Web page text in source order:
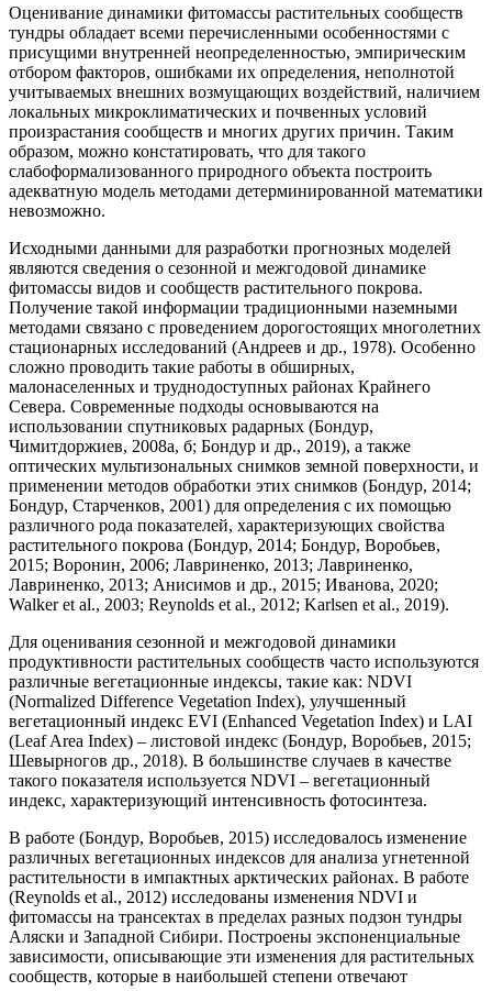
Оценивание динамики фитомассы растительных сообществ
тундры обладает всеми перечисленными особенностями с
присущими внутренней неопределенностью, эмпирическим
отбором факторов, ошибками их определения, неполнотой
учитываемых внешних возмущающих воздействий, наличием
локальных микроклиматических и почвенных условий
произрастания сообществ и многих других причин. Таким
образом, можно констатировать, что для такого
слабоформализованного природного объекта построить
адекватную модель методами детерминированной математики
невозможно.
Исходными данными для разработки прогнозных моделей
являются сведения о сезонной и межгодовой динамике
фитомассы видов и сообществ растительного покрова.
Получение такой информации традиционными наземными
методами связано с проведением дорогостоящих многолетних
стационарных исследований (Андреев и др., 1978). Особенно
сложно проводить такие работы в обширных,
малонаселенных и труднодоступных районах Крайнего
Севера. Современные подходы основываются на
использовании спутниковых радарных (Бондур,
Чимитдоржиев, 2008а, б; Бондур и др., 2019), а также
оптических мультизональных снимков земной поверхности, и
применении методов обработки этих снимков (Бондур, 2014;
Бондур, Старченков, 2001) для определения с их помощью
различного рода показателей, характеризующих свойства
растительного покрова (Бондур, 2014; Бондур, Воробьев,
2015; Воронин, 2006; Лавриненко, 2013; Лавриненко,
Лавриненко, 2013; Анисимов и др., 2015; Иванова, 2020;
Walker et al., 2003; Reynolds et al., 2012; Karlsen et al., 2019).
Для оценивания сезонной и межгодовой динамики
продуктивности растительных сообществ часто используются
различные вегетационные индексы, такие как: NDVI
(Normalized Difference Vegetation Index), улучшенный
вегетационный индекс EVI (Enhanced Vegetation Index) и LAI
(Leaf Area Index) – листовой индекс (Бондур, Воробьев, 2015;
Шевырногов др., 2018). В большинстве случаев в качестве
такого показателя используется NDVI – вегетационный
индекс, характеризующий интенсивность фотосинтеза.
В работе (Бондур, Воробьев, 2015) исследовалось изменение
различных вегетационных индексов для анализа угнетенной
растительности в импактных арктических районах. В работе
(Reynolds et al., 2012) исследованы изменения NDVI и
фитомассы на трансектах в пределах разных подзон тундры
Аляски и Западной Сибири. Построены экспоненциальные
зависимости, описывающие эти изменения для растительных
сообществ, которые в наибольшей степени отвечают